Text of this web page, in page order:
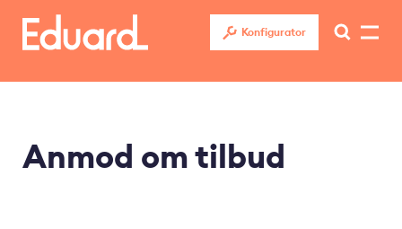
hovedindhold
Konfigurator
Anmod om tilbud